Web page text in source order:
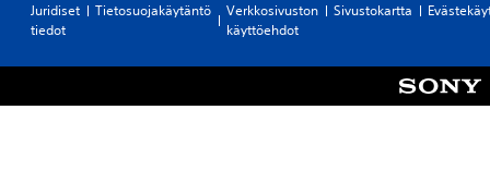
Juridiset
tiedot
Tietosuojakäytäntö
Verkkosivuston
käyttöehdot
Sivustokartta